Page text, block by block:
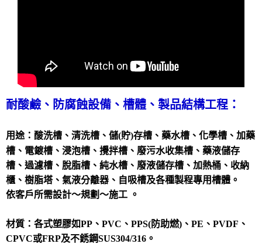
耐酸鹼、防腐蝕設備、 槽體、製品結構工程：
用途： 酸洗槽、清洗槽、 儲(貯)存槽、藥水槽、化學槽、加藥
槽、電鍍槽、浸泡槽、攪拌槽、廢污水收集槽、藥液儲存
槽、過濾槽、脫脂槽、純水槽、廢液儲存槽、加熱桶、收納
櫃、樹脂塔、氣液分離器、自吸槽及各種製程專用槽體。
依客戶所需設計～規劃～施工 。
材質：各式塑膠如PP、PVC、PPS(防助燃)、PE、PVDF、
CPVC或FRP及不銹鋼SUS304/316。